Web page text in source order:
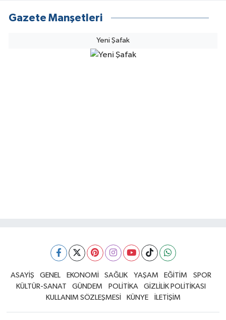
Gazete Manşetleri
Yeni Şafak
ASAYİŞ GENEL EKONOMİ SAĞLIK YAŞAM EĞİTİM
SPOR
KÜLTÜR-SANAT
GÜNDEM POLİTİKA
GİZLİLİK POLİTİKASI
KULLANIM SÖZLEŞMESİ
KÜNYE İLETİŞİM